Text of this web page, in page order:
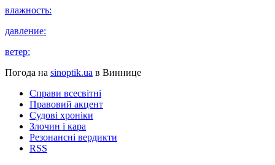
влажность:
давление:
ветер:
Погода на sinoptik.ua в Виннице
Справи всесвітні
Правовий акцент
Судові хроніки
Злочин і кара
Резонансні вердикти
RSS